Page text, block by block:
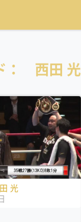
： 西田 光
光